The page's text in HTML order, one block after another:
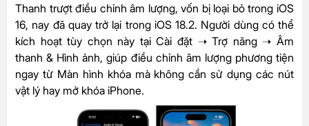
Thanh trượt điều chỉnh âm lượng, vốn bị loại bỏ trong iOS
16, nay đã quay trở lại trong iOS 18.2. Người dùng có thể
kích hoạt tùy chọn này tại Cài đặt ➝ Trợ năng ➝ Âm
thanh & Hình ảnh, giúp điều chỉnh âm lượng phương tiện
ngay từ Màn hình khóa mà không cần sử dụng các nút
vật lý hay mở khóa iPhone.